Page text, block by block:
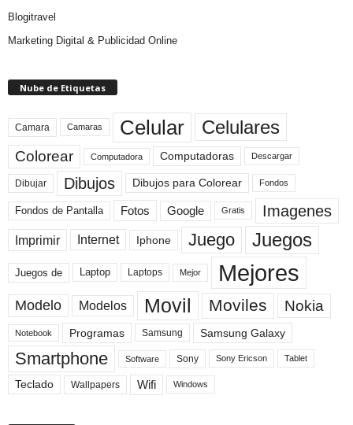
Blogitravel
Marketing Digital & Publicidad Online
Nube de Etiquetas
Camara Camaras Celular Celulares
Colorear Computadora Computadoras Descargar
Dibujar Dibujos Dibujos para Colorear Fondos
Fondos de Pantalla Fotos Google Gratis Imagenes
Imprimir Internet Iphone Juego Juegos
Juegos de Laptop Laptops Mejor Mejores
Modelo Modelos Movil Moviles Nokia
Notebook Programas Samsung Samsung Galaxy
Smartphone Software Sony Sony Ericson Tablet
Teclado Wallpapers Wifi Windows